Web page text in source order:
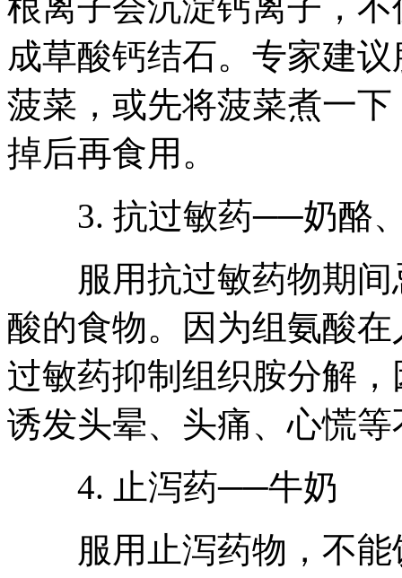
成草酸钙结石。专家建
菠菜，或先将菠菜煮一
掉后再食用。
3. 抗过敏药──奶酪
服用抗过敏药物期间
酸的食物。因为组氨酸
过敏药抑制组织胺分解
诱发头晕、头痛、心慌
4. 止泻药──牛奶
服用止泻药物，不能